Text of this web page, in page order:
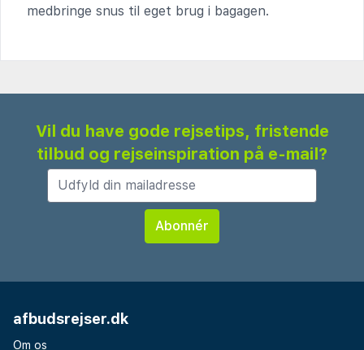
medbringe snus til eget brug i bagagen.
Vil du have gode rejsetips, fristende
tilbud og rejseinspiration på e-mail?
afbudsrejser.dk
Om os